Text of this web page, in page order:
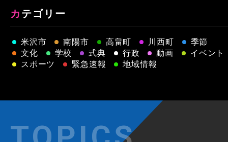
カテゴリー
米沢市 南陽市 高畠町 川西町
季節
文化
学校 式典 行政 動画
イベント
スポーツ
緊急速報 地域情報